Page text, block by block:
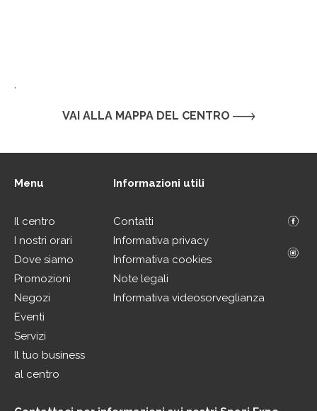
.
VAI ALLA MAPPA DEL CENTRO
Menu
Il centro
I nostri orari
Dove siamo
Promozioni
Negozi
Eventi
Servizi
Il tuo business
al centro
Informazioni utili
Contatti
Informativa privacy
Informativa cookies
Note legali
Informativa videosorveglianza